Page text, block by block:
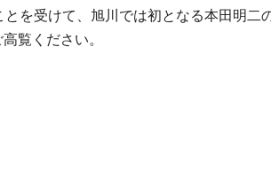
を受けて、旭川では初となる本田明二
覧ください。